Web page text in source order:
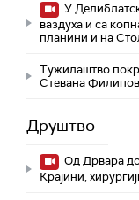
У
ваздуха и са
планини и на
Тужилаштво
Стевана
Друштво
Од Дрвара
Крајини,